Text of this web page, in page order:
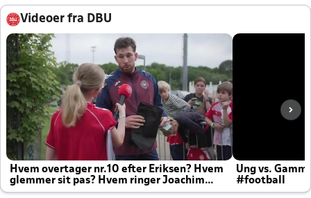
Videoer fra DBU
Hvem overtager nr.10 efter Eriksen? Hvem
glemmer sit pas? Hvem ringer Joachim
altid til efter kampe?
Ung vs.
#football